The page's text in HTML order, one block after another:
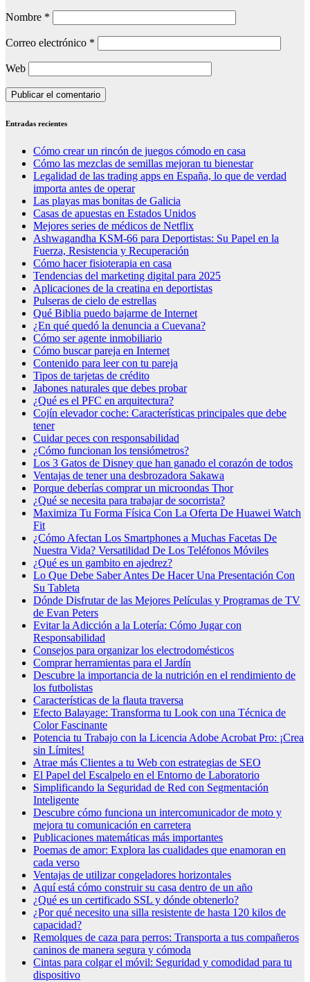
Nombre *
Correo electrónico *
Web
Entradas recientes
Cómo crear un rincón de juegos cómodo en casa
Cómo las mezclas de semillas mejoran tu bienestar
Legalidad de las trading apps en España, lo que de verdad
importa antes de operar
Las playas mas bonitas de Galicia
Casas de apuestas en Estados Unidos
Mejores series de médicos de Netflix
Ashwagandha KSM-66 para Deportistas: Su Papel en la
Fuerza, Resistencia y Recuperación
Cómo hacer fisioterapia en casa
Tendencias del marketing digital para 2025
Aplicaciones de la creatina en deportistas
Pulseras de cielo de estrellas
Qué Biblia puedo bajarme de Internet
¿En qué quedó la denuncia a Cuevana?
Cómo ser agente inmobiliario
Cómo buscar pareja en Internet
Contenido para leer con tu pareja
Tipos de tarjetas de crédito
Jabones naturales que debes probar
¿Qué es el PFC en arquitectura?
Cojín elevador coche: Características principales que debe
tener
Cuidar peces con responsabilidad
¿Cómo funcionan los tensiómetros?
Los 3 Gatos de Disney que han ganado el corazón de todos
Ventajas de tener una desbrozadora Sakawa
Porque deberías comprar un microondas Thor
¿Qué se necesita para trabajar de socorrista?
Maximiza Tu Forma Física Con La Oferta De Huawei Watch
Fit
¿Cómo Afectan Los Smartphones a Muchas Facetas De
Nuestra Vida? Versatilidad De Los Teléfonos Móviles
¿Qué es un gambito en ajedrez?
Lo Que Debe Saber Antes De Hacer Una Presentación Con
Su Tableta
Dónde Disfrutar de las Mejores Películas y Programas de TV
de Evan Peters
Evitar la Adicción a la Lotería: Cómo Jugar con
Responsabilidad
Consejos para organizar los electrodomésticos
Comprar herramientas para el Jardín
Descubre la importancia de la nutrición en el rendimiento de
los futbolistas
Características de la flauta traversa
Efecto Balayage: Transforma tu Look con una Técnica de
Color Fascinante
Potencia tu Trabajo con la Licencia Adobe Acrobat Pro: ¡Crea
sin Límites!
Atrae más Clientes a tu Web con estrategias de SEO
El Papel del Escalpelo en el Entorno de Laboratorio
Simplificando la Seguridad de Red con Segmentación
Inteligente
Descubre cómo funciona un intercomunicador de moto y
mejora tu comunicación en carretera
Publicaciones matemáticas más importantes
Poemas de amor: Explora las cualidades que enamoran en
cada verso
Ventajas de utilizar congeladores horizontales
Aquí está cómo construir su casa dentro de un año
¿Qué es un certificado SSL y dónde obtenerlo?
¿Por qué necesito una silla resistente de hasta 120 kilos de
capacidad?
Remolques de caza para perros: Transporta a tus compañeros
caninos de manera segura y cómoda
Cintas para colgar el móvil: Seguridad y comodidad para tu
dispositivo